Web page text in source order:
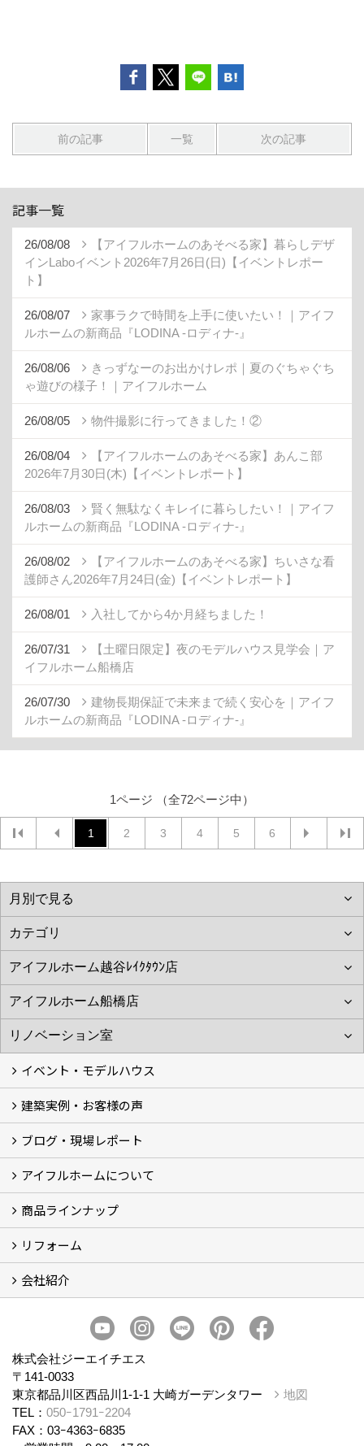
前の記事 一覧 次の記事
記事一覧
26/08/08
【アイフルホームのあそべる家】暮らしデザ
インLaboイベント2026年7月26日(日)【イベントレポー
ト】
26/08/07
家事ラクで時間を上手に使いたい！｜アイフ
ルホームの新商品『LODINA -ロディナ-』
26/08/06
きっずなーのお出かけレポ｜夏のぐちゃぐち
ゃ遊びの様子！｜アイフルホーム
26/08/05 物件撮影に行ってきました！②
26/08/04
【アイフルホームのあそべる家】あんこ部
2026年7月30日(木)【イベントレポート】
26/08/03
賢く無駄なくキレイに暮らしたい！｜アイフ
ルホームの新商品『LODINA -ロディナ-』
26/08/02
【アイフルホームのあそべる家】ちいさな看
護師さん2026年7月24日(金)【イベントレポート】
26/08/01 入社してから4か月経ちました！
26/07/31
【土曜日限定】夜のモデルハウス見学会｜ア
イフルホーム船橋店
26/07/30
建物長期保証で未来まで続く安心を｜アイフ
ルホームの新商品『LODINA -ロディナ-』
1ページ （全72ページ中）
1 2 3 4 5 6
イベント・モデルハウス
イベント
モデルハウス見学
建築実例・お客様の声
建築実例
お客様の声
ブログ・現場レポート
ブログ
現場レポート
アイフルホームについて
アイフルホームについて (5)
商品ラインナップ
商品ラインナップ
リフォーム
まるごと断熱リフォーム
イベント情報
施工事例
会社紹介
スタッフ紹介
個人情報保護方針
株式会社ジーエイチエス
〒141-0033
東京都品川区西品川1-1-1 大崎ガーデンタワー
地図
TEL： 050ｰ1791ｰ2204
FAX：03ｰ4363ｰ6835